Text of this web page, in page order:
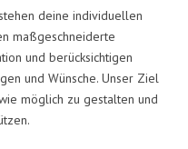
deine individuellen
maßgeschneiderte
und berücksichtigen
und Wünsche. Unser Ziel
möglich zu gestalten und